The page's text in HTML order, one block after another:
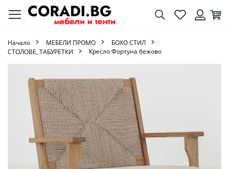
ТърсенеЛюбими
Начало МЕБЕЛИ ПРОМО
БОХО СТИЛ
СТОЛОВЕ, ТАБУРЕТКИ
Кресло Фортуна бежово
галерията
изображенията